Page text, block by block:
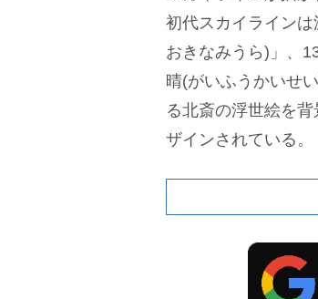
初代スカイライン
おきなみうら)」、
晴(がいふうかいせ
る北斎の浮世絵を
ザインされている。